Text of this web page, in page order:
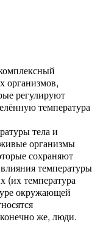
организмов,
регулируют
температура
тела и
организмы
сохраняют
температуры
(их температура
окружающей
же, люди.